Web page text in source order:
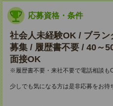
応募資格・条件
社会人未経験OK / ブラ
募集 / 履歴書不要 / 40～
面接OK
※履歴書不要・来社不要で電話相談も
少しでも気になる方は是非応募をお待